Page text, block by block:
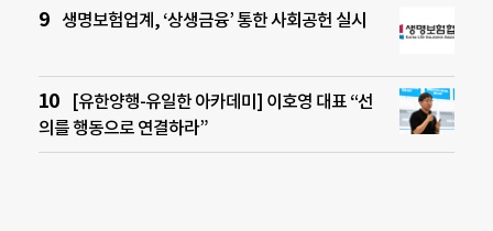
생명보험업계, ‘상생금융’ 통한 사회공헌 실시
[유한양행-유일한 아카데미] 이호영 대표 “선
의를 행동으로 연결하라”